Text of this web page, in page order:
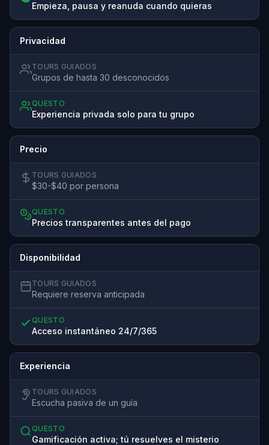
Empieza, pausa y reanuda cuando quieras
Privacidad
TOURS GUIADOS
Grupos de hasta 30 desconocidos
QUESTO
Experiencia privada solo para tu grupo
Precio
TOURS GUIADOS
$30-$40 por persona
QUESTO
Precios transparentes antes del pago
Disponibilidad
TOURS GUIADOS
Requiere reserva anticipada
QUESTO
Acceso instantáneo 24/7/365
Experiencia
TOURS GUIADOS
Escucha pasiva de un guía
QUESTO
Gamificación activa; tú resuelves el misterio